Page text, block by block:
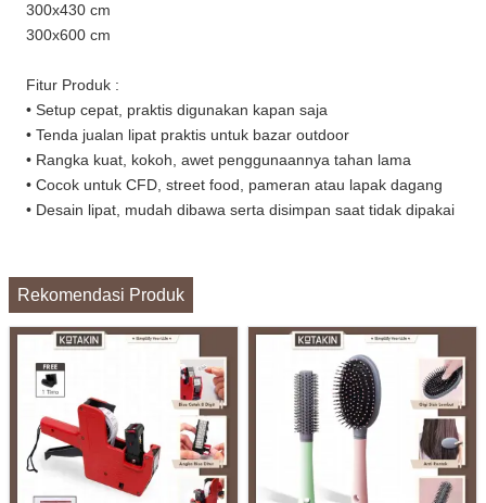
300x430 cm
300x600 cm
Fitur Produk :
• Setup cepat, praktis digunakan kapan saja
• Tenda jualan lipat praktis untuk bazar outdoor
• Rangka kuat, kokoh, awet penggunaannya tahan lama
• Cocok untuk CFD, street food, pameran atau lapak dagang
• Desain lipat, mudah dibawa serta disimpan saat tidak dipakai
Rekomendasi Produk